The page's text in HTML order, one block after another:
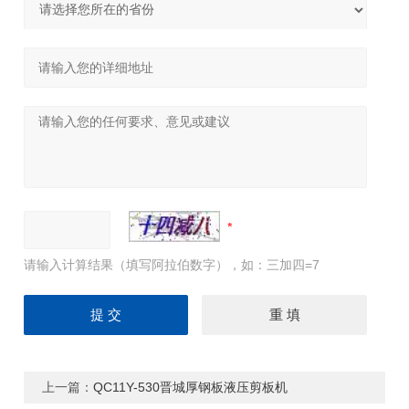
请输入计算结果（填写阿拉伯数字），如：三加四=7
上一篇：QC11Y-530晋城厚钢板液压剪板机